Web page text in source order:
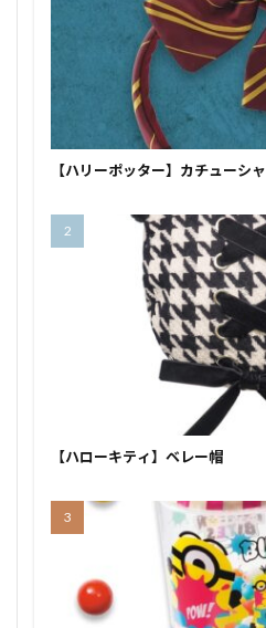
【ハリーポッター】カチューシャ
【ハローキティ】ベレー帽